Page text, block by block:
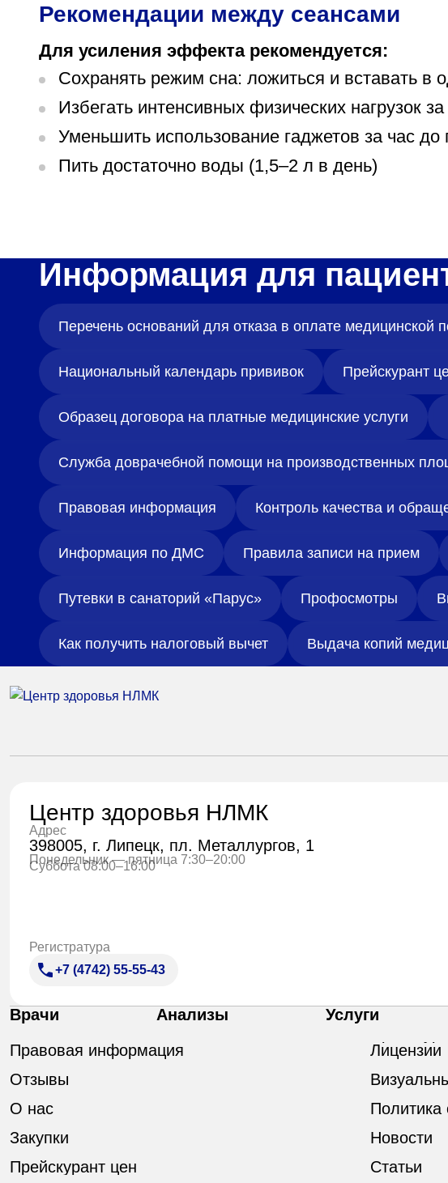
Рекомендации между сеансами
Для усиления эффекта рекомендуется:
Сохранять режим сна: ложиться и вставать в
Избегать интенсивных физических нагрузок
Уменьшить использование гаджетов за час
Пить достаточно воды (1,5–2 л в день)
Информация для
Перечень оснований для отказа в оплате медицинской
Национальный календарь прививок Прейскурант
Образец договора на платные медицинские услуги
Служба доврачебной помощи на производственных
Правовая информация Контроль качества и
Информация по ДМС Правила записи на прием
Путевки в санаторий «Парус» Профосмотры
Как получить налоговый вычет Выдача копий
Центр здоровья НЛМК
Адрес
398005, г. Липецк, пл. Металлургов, 1
Понедельник — пятница 7:30–20:00
Суббота 08:00–16:00
Регистратура
+7 (4742) 55-55-43
Врачи Анализы Услуги
Правовая информация
Отзывы
О нас
Закупки
Прейскурант цен
Лицензии
Политика
Новости
Статьи